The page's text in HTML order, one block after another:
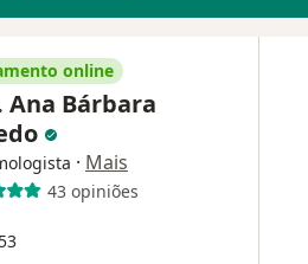
online
Ana Bárbara
· Mais
43 opiniões